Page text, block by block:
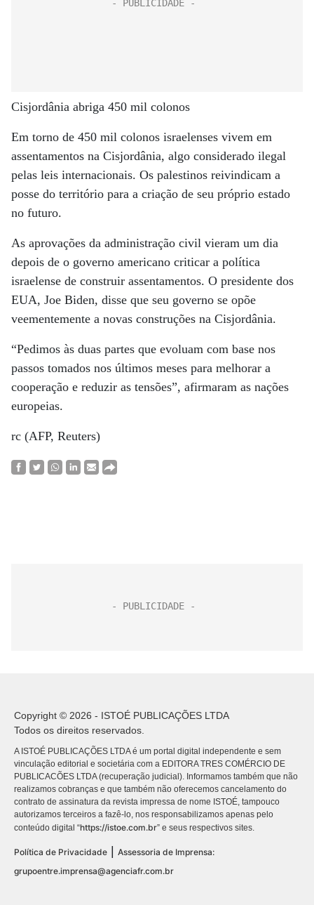
Cisjordânia abriga 450 mil colonos
Em torno de 450 mil colonos israelenses vivem em
assentamentos na Cisjordânia, algo considerado ilegal
pelas leis internacionais. Os palestinos reivindicam a
posse do território para a criação de seu próprio estado
no futuro.
As aprovações da administração civil vieram um dia
depois de o governo americano criticar a política
israelense de construir assentamentos. O presidente dos
EUA, Joe Biden, disse que seu governo se opõe
veementemente a novas construções na Cisjordânia.
“Pedimos às duas partes que evoluam com base nos
passos tomados nos últimos meses para melhorar a
cooperação e reduzir as tensões”, afirmaram as nações
europeias.
rc (AFP, Reuters)
Copyright © 2026 - ISTOÉ PUBLICAÇÕES LTDA
Todos os direitos reservados.
A ISTOÉ PUBLICAÇÕES LTDA é um portal digital independente e sem
vinculação editorial e societária com a EDITORA TRES COMÉRCIO DE
PUBLICACÕES LTDA (recuperação judicial). Informamos também que não
realizamos cobranças e que também não oferecemos cancelamento do
contrato de assinatura da revista impressa de nome ISTOÉ, tampouco
autorizamos terceiros a fazê-lo, nos responsabilizamos apenas pelo
conteúdo digital “https://istoe.com.br” e seus respectivos sites.
Política de Privacidade
Assessoria de Imprensa:
grupoentre.imprensa@agenciafr.com.br